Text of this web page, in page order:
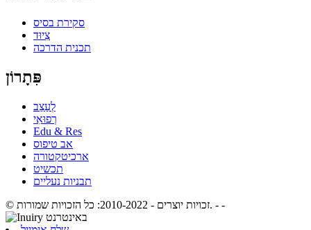
סקירת בסיס
צִיוּד
תכנית הדרכה
פִּתָרוֹן
לְעַצֵב
רְפוּאִי
Edu & Res
אב טיפוס
ארכיטקטורה
תכשיט
תבניות נעליים
© זכויות יוצרים - 2010-2022: כל הזכויות שמורות. - -